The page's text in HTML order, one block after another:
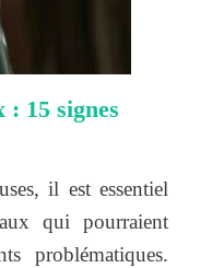
: 15 signes
il est essentiel
qui pourraient
problématiques.